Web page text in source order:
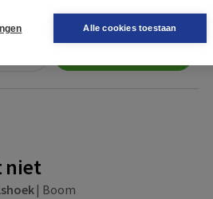
niet
| Boom
Alle cookies toestaan